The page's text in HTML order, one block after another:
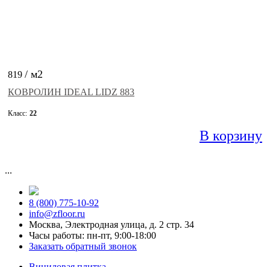
819 / м2
КОВРОЛИН IDEAL LIDZ 883
Класс: 22
В корзину
...
8 (800) 775-10-92
info@zfloor.ru
Москва, Электродная улица, д. 2 стр. 34
Часы работы: пн-пт, 9:00-18:00
Заказать обратный звонок